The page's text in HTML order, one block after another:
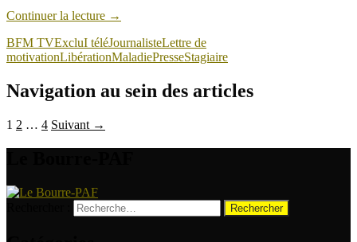
Continuer la lecture →
BFM TVExcluI téléJournalisteLettre de
motivationLibérationMaladiePresseStagiaire
Navigation au sein des articles
1 2 … 4 Suivant →